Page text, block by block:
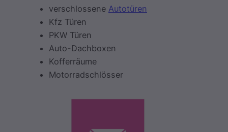
verschlossene Autotüren
Kfz Türen
PKW Türen
Auto-Dachboxen
Kofferräume
Motorradschlösser